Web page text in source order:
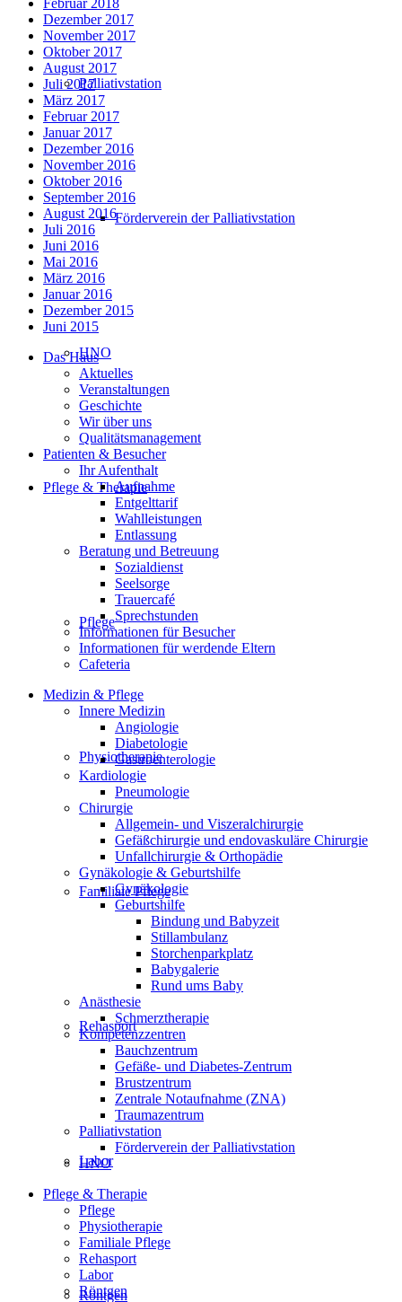
Palliativstation
Förderverein der Palliativstation
HNO
Pflege & Therapie
Pflege
Physiotherapie
Familiale Pflege
Rehasport
Labor
Röntgen
Februar 2018
Dezember 2017
November 2017
Oktober 2017
August 2017
Juli 2017
März 2017
Februar 2017
Januar 2017
Dezember 2016
November 2016
Oktober 2016
September 2016
August 2016
Juli 2016
Juni 2016
Mai 2016
März 2016
Januar 2016
Dezember 2015
Juni 2015
Das Haus
Aktuelles
Veranstaltungen
Geschichte
Wir über uns
Qualitätsmanagement
Patienten & Besucher
Ihr Aufenthalt
Aufnahme
Entgelttarif
Wahlleistungen
Entlassung
Beratung und Betreuung
Sozialdienst
Seelsorge
Trauercafé
Sprechstunden
Informationen für Besucher
Informationen für werdende Eltern
Cafeteria
Medizin & Pflege
Innere Medizin
Angiologie
Diabetologie
Gastroenterologie
Kardiologie
Pneumologie
Chirurgie
Allgemein- und Viszeralchirurgie
Gefäßchirurgie und endovaskuläre Chirurgie
Unfallchirurgie & Orthopädie
Gynäkologie & Geburtshilfe
Gynäkologie
Geburtshilfe
Bindung und Babyzeit
Stillambulanz
Storchenparkplatz
Babygalerie
Rund ums Baby
Anästhesie
Schmerztherapie
Kompetenzzentren
Bauchzentrum
Gefäße- und Diabetes-Zentrum
Brustzentrum
Zentrale Notaufnahme (ZNA)
Traumazentrum
Palliativstation
Förderverein der Palliativstation
HNO
Pflege & Therapie
Pflege
Physiotherapie
Familiale Pflege
Rehasport
Labor
Röntgen